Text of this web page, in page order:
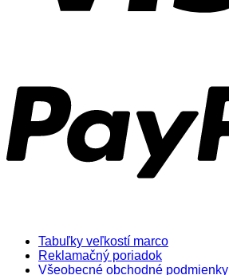
Tabuľky veľkostí marco
Reklamačný poriadok
Všeobecné obchodné podmienky